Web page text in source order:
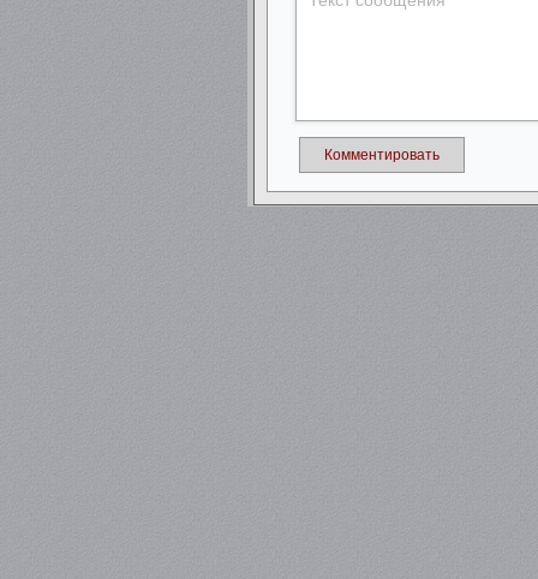
Комментировать